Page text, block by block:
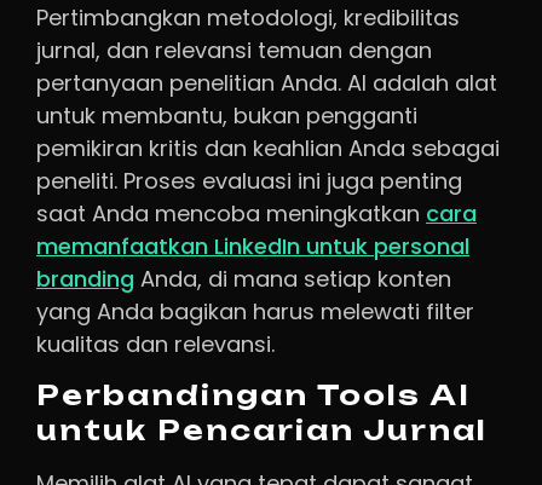
Pertimbangkan metodologi, kredibilitas
jurnal, dan relevansi temuan dengan
pertanyaan penelitian Anda. AI adalah alat
untuk membantu, bukan pengganti
pemikiran kritis dan keahlian Anda sebagai
peneliti. Proses evaluasi ini juga penting
saat Anda mencoba meningkatkan cara
memanfaatkan LinkedIn untuk personal
branding Anda, di mana setiap konten
yang Anda bagikan harus melewati filter
kualitas dan relevansi.
Perbandingan Tools AI
untuk Pencarian Jurnal